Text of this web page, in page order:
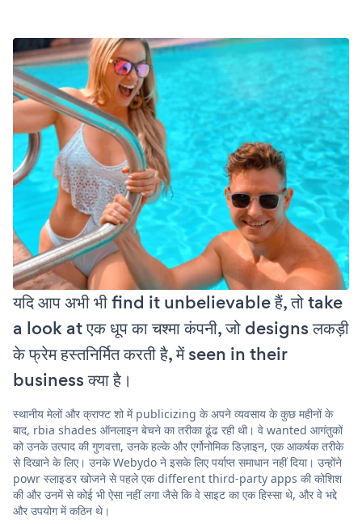
यदि आप अभी भी find it unbelievable हैं, तो take
a look at एक धूप का चश्मा कंपनी, जो designs लकड़ी
के फ्रेम हस्तनिर्मित करती है, में seen in their
business क्या है।
स्थानीय मेलों और क्राफ्ट शो में publicizing के अपने व्यवसाय के कुछ महीनों के
बाद, rbia shades ऑनलाइन बेचने का तरीका ढूंढ रही थी। वे wanted आगंतुकों
को उनके उत्पाद की गुणवत्ता, उनके हल्के और एर्गोनोमिक डिज़ाइन, एक आकर्षक तरीके
से दिखाने के लिए। उनके Webydo ने इसके लिए पर्याप्त समाधान नहीं दिया। उन्होंने
powr स्लाइडर खोजने से पहले एक different third-party apps की कोशिश
की और उनमें से कोई भी ऐसा नहीं लगा जैसे कि वे साइट का एक हिस्सा थे, और वे भद्दे
और उपयोग में कठिन थे।